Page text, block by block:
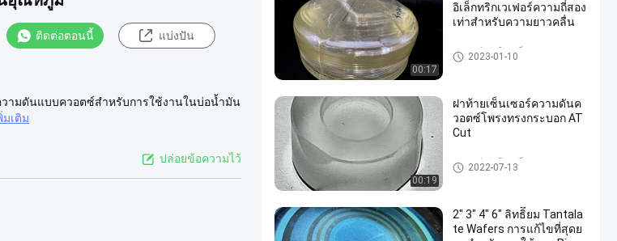
ติดต่อตอนนี้ แบ่งปัน
ามดันแบบควอตซ์สำหรับการใช้งานในบ่อน้ำมัน
มเติม
ปล่อยข้อความไว้
00:17
อิเล็กทริกเวเฟอร์ความถี่สอง
เท่าสำหรับความยาวคลื่น
เวเฟอร์เพียโซอิเล็กทริก
2023-01-10
00:19
ฝาท้ายเซ็นเซอร์ความดันค
วอตซ์โพรงทรงกระบอก AT
Cut
เวเฟอร์เพียโซอิเล็กทริก
2022-07-13
2" 3" 4" 6" ลิทธิียม Tantala
te Wafers การแก้ไขที่สุดย